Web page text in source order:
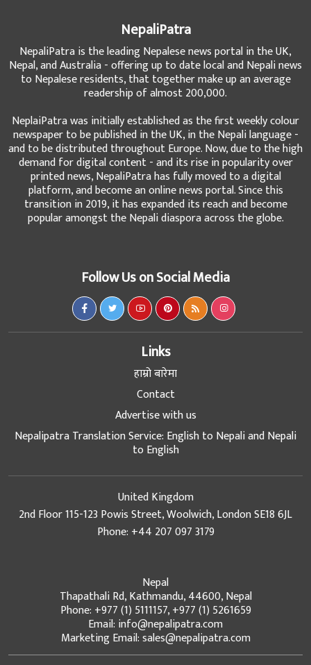
NepaliPatra
NepaliPatra is the leading Nepalese news portal in the UK,
Nepal, and Australia - offering up to date local and Nepali news
to Nepalese residents, that together make up an average
readership of almost 200,000.
NeplaiPatra was initially established as the first weekly colour
newspaper to be published in the UK, in the Nepali language -
and to be distributed throughout Europe. Now, due to the high
demand for digital content - and its rise in popularity over
printed news, NepaliPatra has fully moved to a digital
platform, and become an online news portal. Since this
transition in 2019, it has expanded its reach and become
popular amongst the Nepali diaspora across the globe.
Follow Us on Social Media
Links
हाम्रो बारेमा
Contact
Advertise with us
Nepalipatra Translation Service: English to Nepali and Nepali
to English
United Kingdom
2nd Floor 115-123 Powis Street, Woolwich, London SE18 6JL
Phone: +44 207 097 3179
Nepal
Thapathali Rd, Kathmandu, 44600, Nepal
Phone: +977 (1) 5111157, +977 (1) 5261659
Email: info@nepalipatra.com
Marketing Email: sales@nepalipatra.com